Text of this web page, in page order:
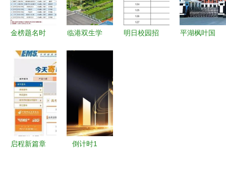
金榜题名时
放榜，查询
指南与祝福
临港双生学
明日校园招
平湖枫叶国
启程新篇章
倒计时1